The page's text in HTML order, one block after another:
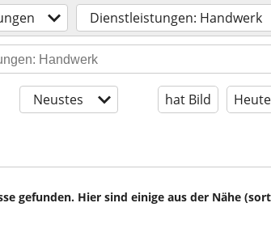
Dienstleistungen: Handwerk
Neustes hat Bild
gefunden. Hier sind einige aus der Nähe